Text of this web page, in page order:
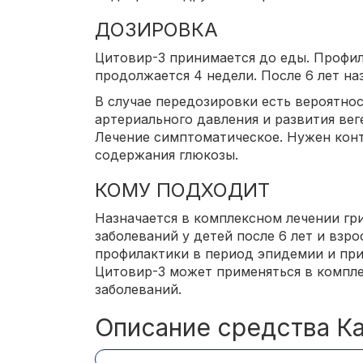
ДОЗИРОВКА
Цитовир-3 принимается до еды.
продолжается 4 недели. После 6 лет
В случае передозировки есть
артериального давления и развития
Лечение симптоматическое. Нужен
содержания глюкозы.
КОМУ ПОДХОДИТ
Назначается в комплексном лечении
заболеваний у детей после 6 лет и
профилактики в период эпидемии и
Цитовир-3 может применяться в
заболеваний.
Описание средства